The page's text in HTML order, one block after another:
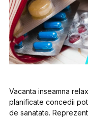
Vacanta inseamna
planificate concedii
de sanatate.